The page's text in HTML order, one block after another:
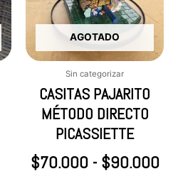
AGOTADO
Sin categorizar
CASITAS PAJARITO
MÉTODO DIRECTO
PICASSIETTE
$70.000 - $90.000
Las
pueden
en
la
página